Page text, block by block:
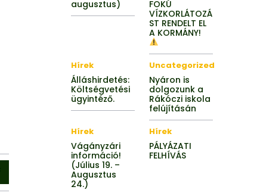
augusztus)
FOKÚ
VÍZKORLÁTOZÁ
ST RENDELT EL
A KORMÁNY!
Hírek
Álláshirdetés:
Költségvetési
ügyintéző.
Uncategorized
Nyáron is
dolgozunk a
Rákóczi iskola
felújításán
Hírek
Vágányzári
információ!
(Július 19. –
Augusztus
24.)
Hírek
PÁLYÁZATI
FELHÍVÁS